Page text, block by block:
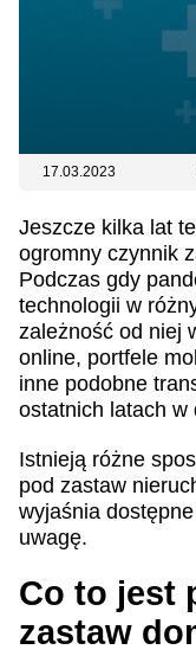
17.03.2023
Jeszcze kilka lat
ogromny czynnik
Podczas gdy
technologii w
zależność od niej
online, portfele
inne podobne
ostatnich latach w
Istnieją różne
pod zastaw
wyjaśnia
uwagę.
Co to jest
zastaw